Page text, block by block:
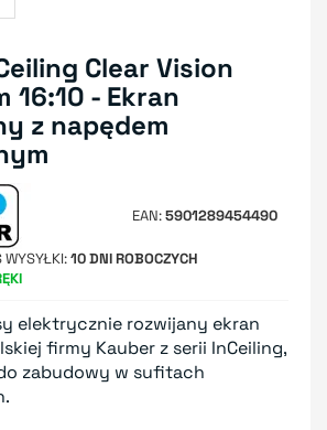
Clear Vision
16:10 - Ekran
z napędem
EAN 5901289454490
WYSYŁKI 10 DNI ROBOCZYCH
elektrycznie rozwijany ekran
firmy Kauber z serii InCeiling,
zabudowy w sufitach